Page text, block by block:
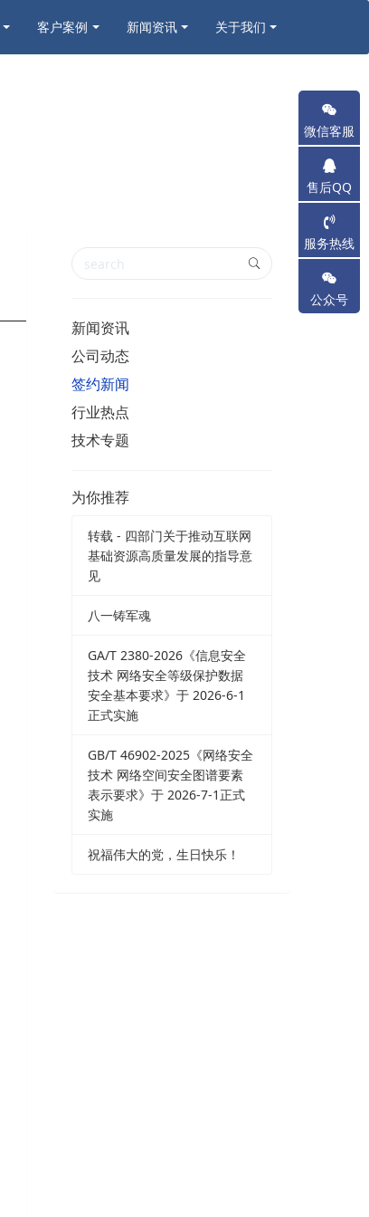
客户案例 新闻资讯 关于我们
新闻资讯
公司动态
签约新闻
行业热点
技术专题
为你推荐
转载 - 四部门关于推动互联网
基础资源高质量发展的指导意
见
八一铸军魂
GA/T 2380-2026《信息安全
技术 网络安全等级保护数据
安全基本要求》于 2026-6-1
正式实施
GB/T 46902-2025《网络安全
技术 网络空间安全图谱要素
表示要求》于 2026-7-1正式
实施
祝福伟大的党，生日快乐！
微信客服
售后QQ
服务热线
公众号